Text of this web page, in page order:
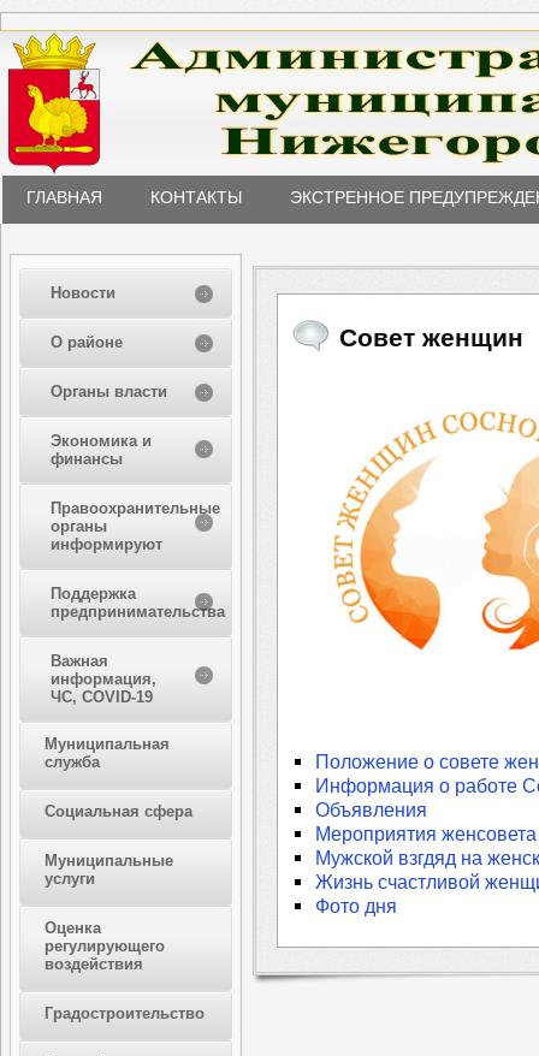
ГЛАВНАЯ КОНТАКТЫ ЭКСТРЕННОЕ
Новости
О районе
Органы власти
Экономика и
финансы
Правоохранительные
органы
информируют
Поддержка
предпринимательства
Важная
информация,
ЧС, COVID-19
Муниципальная
служба
Социальная сфера
Муниципальные
услуги
Оценка
регулирующего
воздействия
Градостроительство
Совет женщин
Положение о совете
Информация о работе
Объявления
Мероприятия женсовета
Мужской взгдяд на
Жизнь счастливой
Фото дня